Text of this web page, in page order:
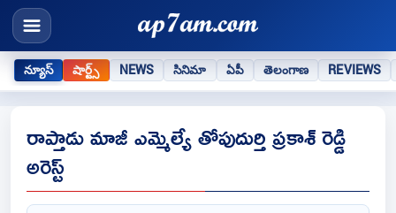
న్యూస్ షార్ట్స్ NEWS సినిమా ఏపీ తెలంగాణ REVIEWS
రాప్తాడు మాజీ ఎమ్మెల్యే తోపుదుర్తి ప్రకాశ్ రెడ్డి
అరెస్ట్